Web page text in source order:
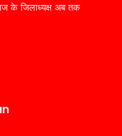
के जिलाध्यक्ष अब तक